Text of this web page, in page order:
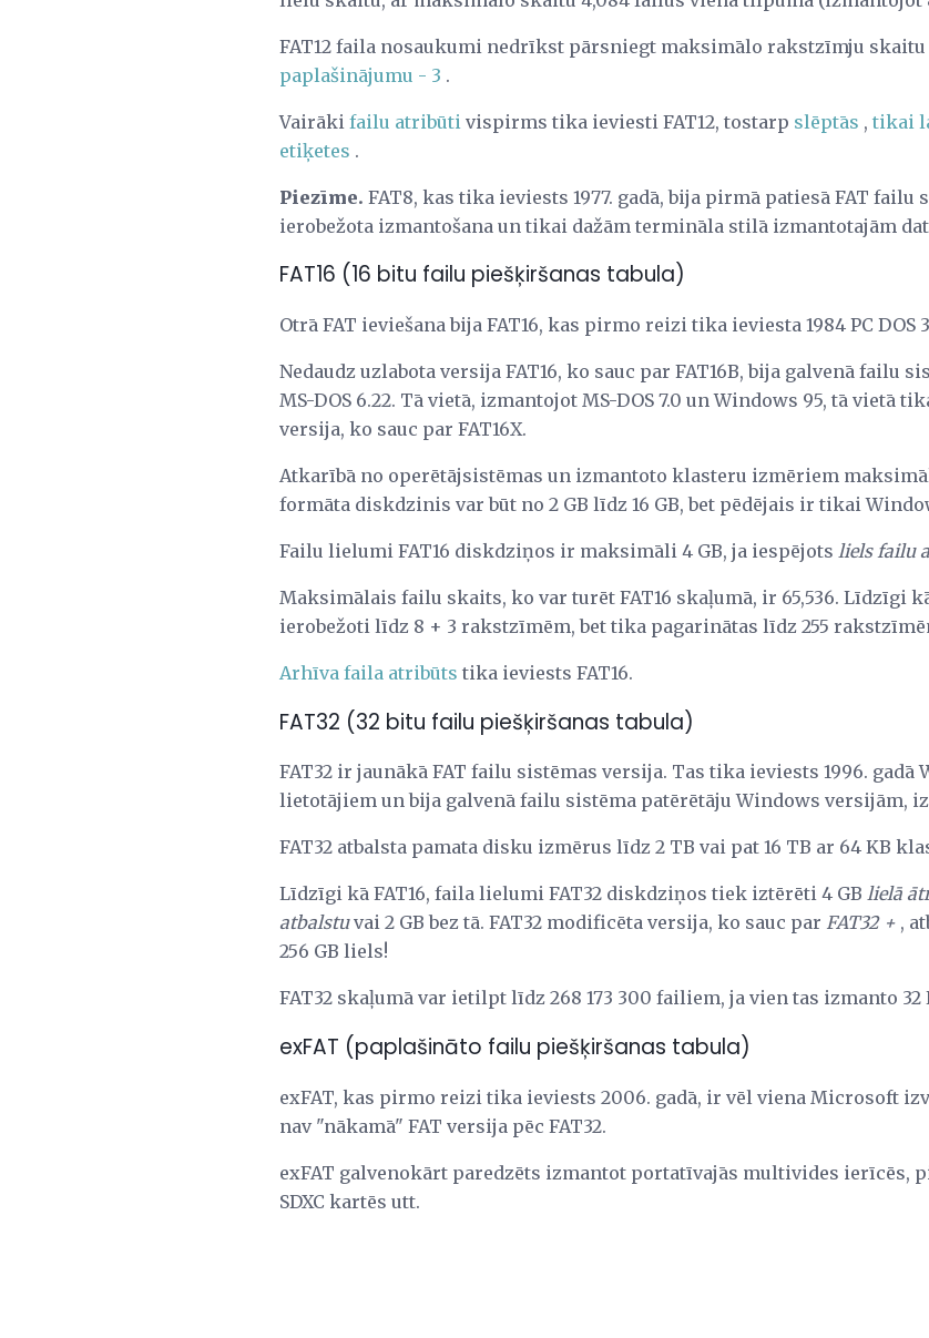
FAT12 faila nosaukumi nedrīkst pārsniegt maksimālo rakstzīmju
paplašinājumu - 3 .
Vairāki failu atribūti vispirms tika ieviesti FAT12, tostarp slēptās , tikai
etiķetes .
Piezīme. FAT8, kas tika ieviests 1977. gadā, bija pirmā patiesā FAT failu
ierobežota izmantošana un tikai dažām termināla stilā izmantotajām
FAT16 (16 bitu failu piešķiršanas tabula)
Otrā FAT ieviešana bija FAT16, kas pirmo reizi tika ieviesta 1984 PC DOS
Nedaudz uzlabota versija FAT16, ko sauc par FAT16B, bija galvenā failu
MS-DOS 6.22. Tā vietā, izmantojot MS-DOS 7.0 un Windows 95, tā vietā
versija, ko sauc par FAT16X.
Atkarībā no operētājsistēmas un izmantoto klasteru izmēriem
formāta diskdzinis var būt no 2 GB līdz 16 GB, bet pēdējais ir tikai
Failu lielumi FAT16 diskdziņos ir maksimāli 4 GB, ja iespējots liels failu
Maksimālais failu skaits, ko var turēt FAT16 skaļumā, ir 65,536. Līdzīgi
ierobežoti līdz 8 + 3 rakstzīmēm, bet tika pagarinātas līdz 255
Arhīva faila atribūts tika ieviests FAT16.
FAT32 (32 bitu failu piešķiršanas tabula)
FAT32 ir jaunākā FAT failu sistēmas versija. Tas tika ieviests 1996. gadā
lietotājiem un bija galvenā failu sistēma patērētāju Windows versijām,
FAT32 atbalsta pamata disku izmērus līdz 2 TB vai pat 16 TB ar 64 KB
Līdzīgi kā FAT16, faila lielumi FAT32 diskdziņos tiek iztērēti 4 GB lielā
atbalstuvai 2 GB bez tā. FAT32 modificēta versija, ko sauc par FAT32 + ,
256 GB liels!
FAT32 skaļumā var ietilpt līdz 268 173 300 failiem, ja vien tas izmanto 32
exFAT (paplašināto failu piešķiršanas tabula)
exFAT, kas pirmo reizi tika ieviests 2006. gadā, ir vēl viena Microsoft
nav "nākamā" FAT versija pēc FAT32.
exFAT galvenokārt paredzēts izmantot portatīvajās multivides ierīcēs,
SDXC kartēs utt.